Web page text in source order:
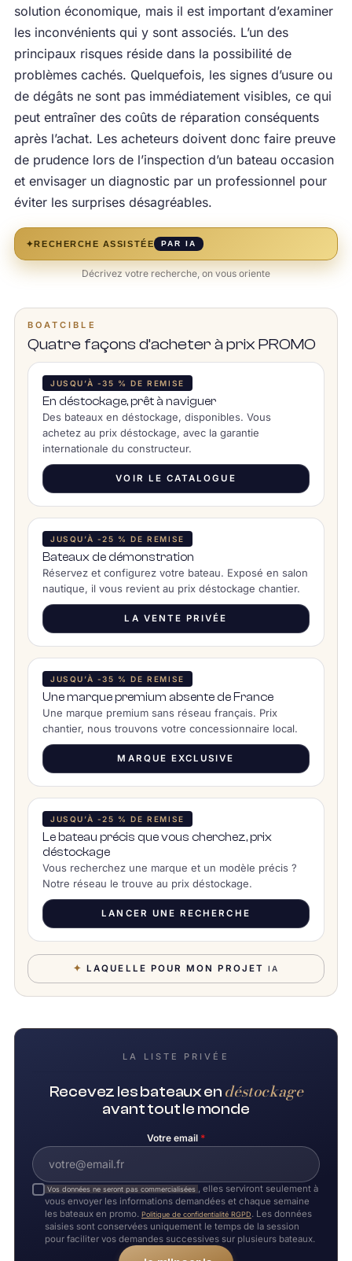
solution économique, mais il est important d’examiner
les inconvénients qui y sont associés. L’un des
principaux risques réside dans la possibilité de
problèmes cachés. Quelquefois, les signes d’usure ou
de dégâts ne sont pas immédiatement visibles, ce qui
peut entraîner des coûts de réparation conséquents
après l’achat. Les acheteurs doivent donc faire preuve
de prudence lors de l’inspection d’un bateau occasion
et envisager un diagnostic par un professionnel pour
éviter les surprises désagréables.
✦RECHERCHE ASSISTÉE PAR IA
Décrivez votre recherche, on vous oriente
BOATCIBLE
Quatre façons d’acheter à prix PROMO
JUSQU’À -35 % DE REMISE
En déstockage, prêt à naviguer
Des bateaux en déstockage, disponibles. Vous
achetez au prix déstockage, avec la garantie
internationale du constructeur.
VOIR LE CATALOGUE
JUSQU’À -25 % DE REMISE
Bateaux de démonstration
Réservez et configurez votre bateau. Exposé en salon
nautique, il vous revient au prix déstockage chantier.
LA VENTE PRIVÉE
JUSQU’À -35 % DE REMISE
Une marque premium absente de France
Une marque premium sans réseau français. Prix
chantier, nous trouvons votre concessionnaire local.
MARQUE EXCLUSIVE
JUSQU’À -25 % DE REMISE
Le bateau précis que vous cherchez, prix
déstockage
Vous recherchez une marque et un modèle précis ?
Notre réseau le trouve au prix déstockage.
LANCER UNE RECHERCHE
✦ LAQUELLE POUR MON PROJET IA
LA LISTE PRIVÉE
Recevez les bateaux en déstockage
avant tout le monde
Votre email *
Vos données ne seront pas commercialisées , elles serviront seulement à
vous envoyer les informations demandées et chaque semaine
les bateaux en promo. Politique de confidentialité RGPD. Les données
saisies sont conservées uniquement le temps de la session
pour faciliter vos demandes successives sur plusieurs bateaux.